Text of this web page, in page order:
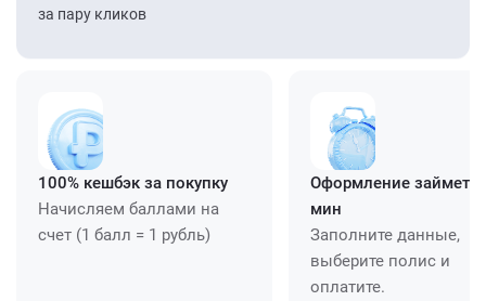
за пару кликов
100% кешбэк за покупку
Начисляем баллами на
счет (1 балл = 1 рубль)
Оформление займет
мин
Заполните данные,
выберите полис и
оплатите.